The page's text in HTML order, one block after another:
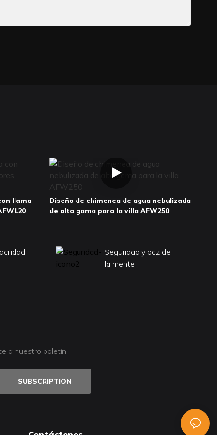
llama
Diseño de chimenea de agua nebulizada
de alta gama para la villa AFW250
Seguridad y paz de
la mente
a nuestro boletín.
SUBSCRIPTION